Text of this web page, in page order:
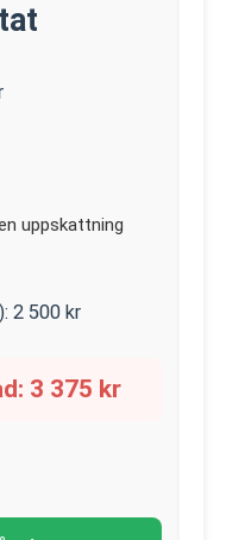
uppskattning
2 500 kr
3 375 kr